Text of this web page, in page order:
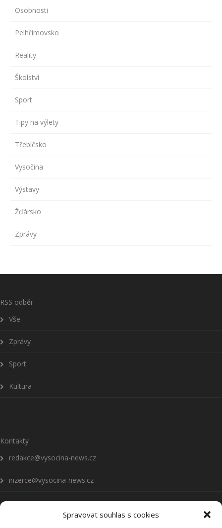
Spravovat souhlas s cookies
Osobnosti
Pelhřimovsko
Reality
Školství
Sport
Tipy na výlety
Třebíčsko
Vysočina
Výstavy
Žďársko
Zprávy
RSS odběr
Vše
Zprávy
Sport
Kultura
Kontakty
redakce@vysocina-news.cz
inzerce@vysocina-news.cz